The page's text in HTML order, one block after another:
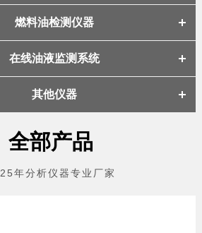
燃料油检测仪器
在线油液监测系统
其他仪器
全部产品
25年分析仪器专业厂家